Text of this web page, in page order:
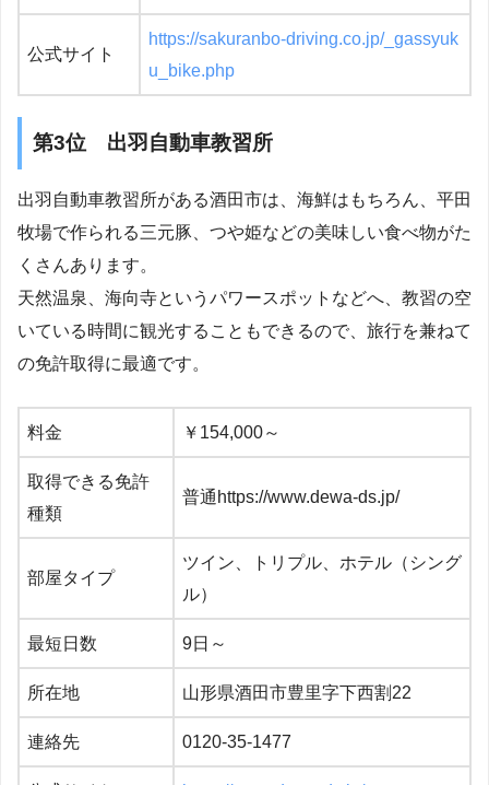
公式サイト
https://sakuranbo-driving.co.jp/_gassyuk
u_bike.php
第3位 出羽自動車教習所
出羽自動車教習所がある酒田市は、海鮮はもちろん、平田
牧場で作られる三元豚、つや姫などの美味しい食べ物がた
くさんあります。
天然温泉、海向寺というパワースポットなどへ、教習の空
いている時間に観光することもできるので、旅行を兼ねて
の免許取得に最適です。
料金 ￥154,000～
取得できる免許
種類
普通https://www.dewa-ds.jp/
部屋タイプ
ツイン、トリプル、ホテル（シング
ル）
最短日数 9日～
所在地 山形県酒田市豊里字下西割22
連絡先 0120-35-1477